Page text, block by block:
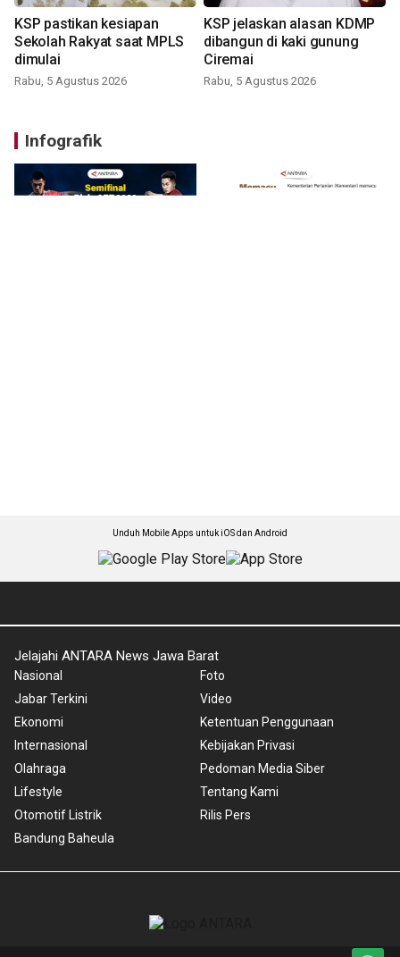
KSP pastikan kesiapan
Sekolah Rakyat saat MPLS
dimulai
Rabu, 5 Agustus 2026
KSP jelaskan alasan KDMP
dibangun di kaki gunung
Ciremai
Rabu, 5 Agustus 2026
Infografik
Unduh Mobile Apps untuk iOS dan Android
Jelajahi ANTARA News Jawa Barat
Nasional
Jabar Terkini
Ekonomi
Internasional
Olahraga
Lifestyle
Otomotif Listrik
Bandung Baheula
Foto
Video
Ketentuan Penggunaan
Kebijakan Privasi
Pedoman Media Siber
Tentang Kami
Rilis Pers